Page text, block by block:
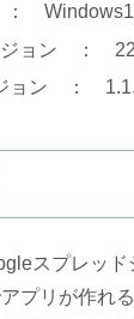
ジョン ：
ョン ：
スプレッド
プリが作れ